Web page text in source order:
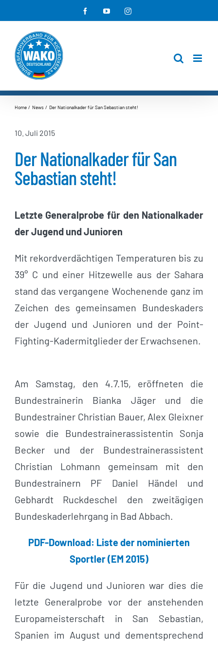
Inhalt
springen
FacebookYouTubeInstagram
Home News Der Nationalkader für San Sebastian steht!
10. Juli 2015
Der Nationalkader für San
Sebastian steht!
Letzte Generalprobe für den Nationalkader
der Jugend und Junioren
Mit rekordverdächtigen Temperaturen bis zu
39° C und einer Hitzewelle aus der Sahara
stand das vergangene Wochenende ganz im
Zeichen des gemeinsamen Bundeskaders
der Jugend und Junioren und der Point-
Fighting-Kadermitglieder der Erwachsenen.
Am Samstag, den 4.7.15, eröffneten die
Bundestrainerin Bianka Jäger und die
Bundestrainer Christian Bauer, Alex Gleixner
sowie die Bundestrainerassistentin Sonja
Becker und der Bundestrainerassistent
Christian Lohmann gemeinsam mit den
Bundestrainern PF Daniel Händel und
Gebhardt Ruckdeschel den zweitägigen
Bundeskaderlehrgang in Bad Abbach.
PDF-Download: Liste der nominierten
Sportler (EM 2015)
Für die Jugend und Junioren war dies die
letzte Generalprobe vor der anstehenden
Europameisterschaft in San Sebastian,
Spanien im August und dementsprechend